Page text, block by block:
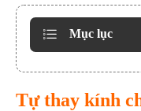
Mục lục
Tự thay kính